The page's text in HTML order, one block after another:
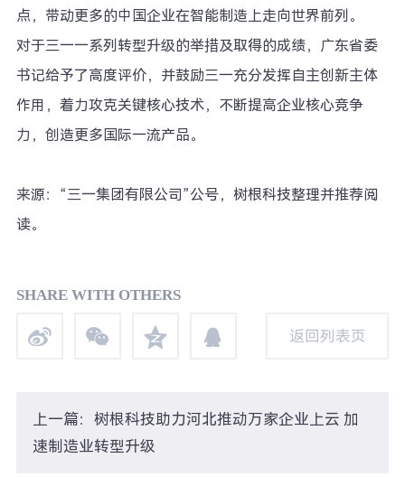
点，带动更多的中国企业在智能制造上走向世界前列。
对于三一一系列转型升级的举措及取得的成绩，广东省委
书记给予了高度评价，并鼓励三一充分发挥自主创新主体
作用，着力攻克关键核心技术，不断提高企业核心竞争
力，创造更多国际一流产品。
来源：“三一集团有限公司”公号，树根科技整理并推荐阅
读。
SHARE WITH OTHERS
返回列表页
上一篇：树根科技助力河北推动万家企业上云 加
速制造业转型升级